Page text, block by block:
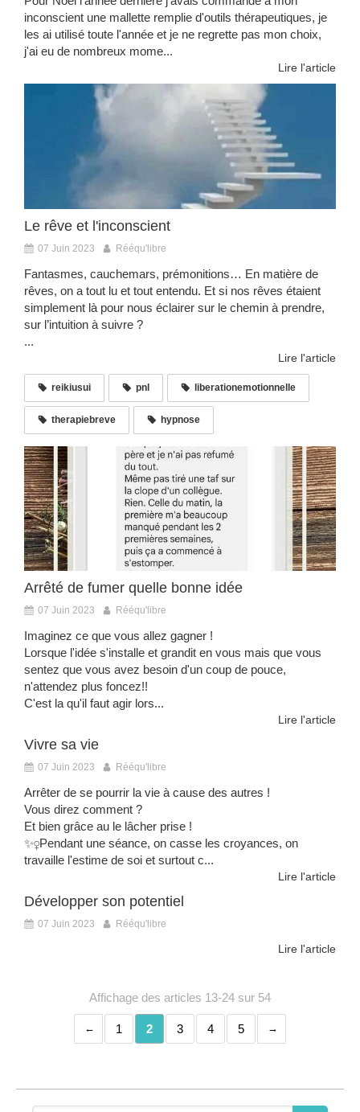
inconscient une mallette remplie d'outils thérapeutiques, je
les ai utilisé toute l'année et je ne regrette pas mon choix,
j'ai eu de nombreux mome...
Lire l'article
Le rêve et l'inconscient
07 Juin 2023 Rééqu'libre
Fantasmes, cauchemars, prémonitions… En matière de
rêves, on a tout lu et tout entendu. Et si nos rêves étaient
simplement là pour nous éclairer sur le chemin à prendre,
sur l’intuition à suivre ?
...
Lire l'article
reikiusui pnl liberationemotionnelle
therapiebreve hypnose
Arrêté de fumer quelle bonne idée
07 Juin 2023 Rééqu'libre
Imaginez ce que vous allez gagner !
Lorsque l'idée s'installe et grandit en vous mais que vous
sentez que vous avez besoin d'un coup de pouce,
n'attendez plus foncez!!
C'est la qu'il faut agir lors...
Lire l'article
Vivre sa vie
07 Juin 2023 Rééqu'libre
Arrêter de se pourrir la vie à cause des autres !
Vous direz comment ?
️Et bien grâce au le lâcher prise !
✨‍♀️Pendant une séance, on casse les croyances, on
travaille l'estime de soi et surtout c...
Lire l'article
Développer son potentiel
07 Juin 2023 Rééqu'libre
Lire l'article
Affichage des articles 13-24 sur 54
1 2 3 4 5